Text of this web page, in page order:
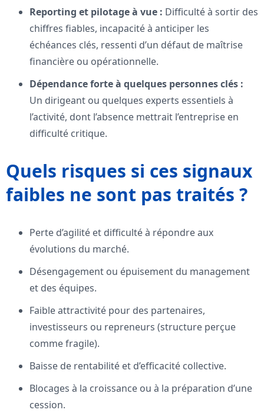
Reporting et pilotage à vue : Difficulté à sortir des
chiffres fiables, incapacité à anticiper les
échéances clés, ressenti d’un défaut de maîtrise
financière ou opérationnelle.
Dépendance forte à quelques personnes clés :
Un dirigeant ou quelques experts essentiels à
l’activité, dont l’absence mettrait l’entreprise en
difficulté critique.
Quels risques si ces signaux
faibles ne sont pas traités ?
Perte d’agilité et difficulté à répondre aux
évolutions du marché.
Désengagement ou épuisement du management
et des équipes.
Faible attractivité pour des partenaires,
investisseurs ou repreneurs (structure perçue
comme fragile).
Baisse de rentabilité et d’efficacité collective.
Blocages à la croissance ou à la préparation d’une
cession.